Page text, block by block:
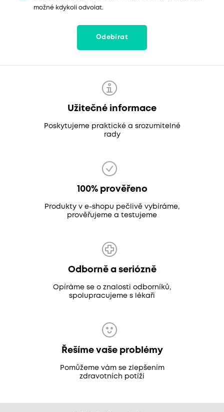
možné kdykoli odvolat.
Odebírat
Užitečné informace
Poskytujeme praktické a srozumitelné
rady
100% prověřeno
Produkty v e-shopu pečlivě vybíráme,
prověřujeme a testujeme
Odborně a seriózně
Opíráme se o znalosti odborníků,
spolupracujeme s lékaři
Řešíme vaše problémy
Pomůžeme vám se zlepšením
zdravotních potíží